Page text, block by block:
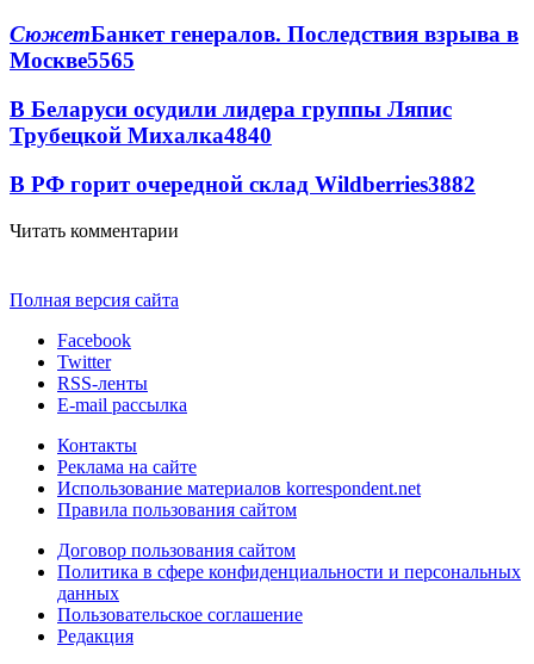
СюжетБанкет генералов. Последствия взрыва в
Москве5565
В Беларуси осудили лидера группы Ляпис
Трубецкой Михалка4840
В РФ горит очередной склад Wildberries3882
Читать комментарии
Полная версия сайта
Facebook
Twitter
RSS-ленты
E-mail рассылка
Контакты
Реклама на сайте
Использование материалов korrespondent.net
Правила пользования сайтом
Договор пользования сайтом
Политика в сфере конфиденциальности и персональных
данных
Пользовательское соглашение
Редакция